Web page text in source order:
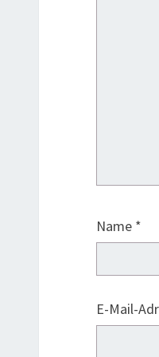
Name *
E-Mail-